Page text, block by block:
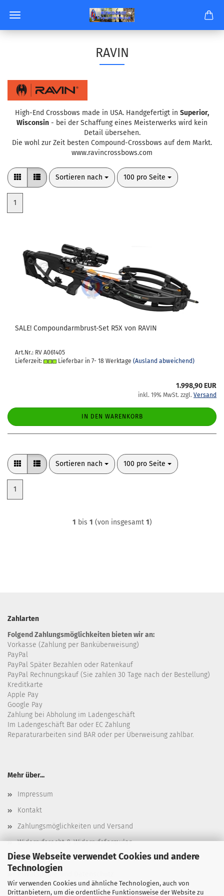
Diese Webseite verwendet Cookies und andere
Technologien
Wir verwenden Cookies und ähnliche Technologien, auch von
Drittanbietern, um die ordentliche Funktionsweise der Website zu
RAVIN
High-End Crossbows made in USA. Handgefertigt in Superior,
Wisconsin - bei der Schaffung eines Meisterwerks wird kein
Detail übersehen.
Die wohl zur Zeit besten Compound-Crossbows auf dem Markt.
www.ravincrossbows.com
Sortieren nach
Sortieren nach 100 pro Seite
pro Seite
1
SALE! Compoundarmbrust-​​Set R5X von RAVIN
Art.Nr.: RV A061405
Lieferzeit:
Lieferbar in 7- 18 Werktage (Ausland abweichend)
1.998,90 EUR
inkl. 19% MwSt. zzgl. Versand
IN DEN WARENKORB
Sortieren nach
Sortieren nach 100 pro Seite
pro Seite
1
1 bis 1 (von insgesamt 1)
Zahlarten
Folgend Zahlungsmöglichkeiten bieten wir an:
Vorkasse (Zahlung per Banküberweisung)
PayPal
PayPal Später Bezahlen oder Ratenkauf
PayPal Rechnungskauf (Sie zahlen 30 Tage nach der Bestellung)
Kreditkarte
Apple Pay
Google Pay
Zahlung bei Abholung im Ladengeschäft
Im Ladengeschäft Bar oder EC Zahlung
Reparaturarbeiten sind BAR oder per Überweisung zahlbar.
Mehr über...
Impressum
Kontakt
Zahlungsmöglichkeiten und Versand
Widerrufsrecht & Widerrufsformular
AGB
Privatsphäre und Datenschutz
Cookie Einstellungen